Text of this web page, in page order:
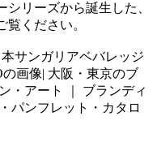
リーズから誕生した、
ください。